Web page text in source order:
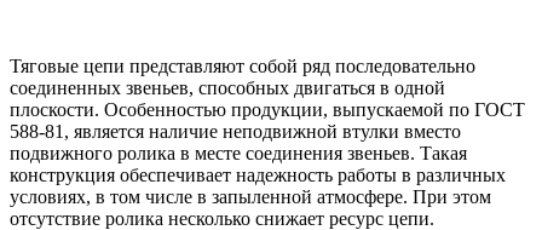
Тяговые цепи представляют собой ряд последовательно
соединенных звеньев, способных двигаться в одной
плоскости. Особенностью продукции, выпускаемой по ГОСТ
588-81, является наличие неподвижной втулки вместо
подвижного ролика в месте соединения звеньев. Такая
конструкция обеспечивает надежность работы в различных
условиях, в том числе в запыленной атмосфере. При этом
отсутствие ролика несколько снижает ресурс цепи.